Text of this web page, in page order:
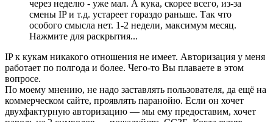
через неделю - уже мал. А кука, скорее всего, из-за
смены IP и т.д. устареет гораздо раньше. Так что
особого смысла нет. 1-2 недели, максимум месяц.
Нажмите для раскрытия...
IP к кукам никакого отношения не имеет. Авторизация у меня
работает по полгода и более. Чего-то Вы плаваете в этом
вопросе.
По моему мнению, не надо заставлять пользователя, да ещё на
коммерческом сайте, проявлять паранойю. Если он хочет
двухфактурную авторизацию — мы ему предоставим, хочет